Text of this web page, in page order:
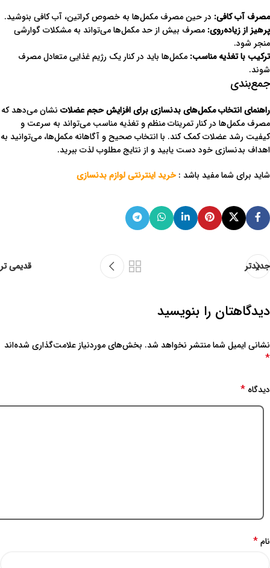
مصرف آب کافی: در حین مصرف مکمل‌ها به خصوص کراتین، آب کافی بنوشید.
پرهیز از زیاده‌روی: مصرف بیش از حد مکمل‌ها می‌تواند به مشکلات گوارشی
منجر شود.
ترکیب با تغذیه مناسب: مکمل‌ها باید در کنار یک رژیم غذایی متعادل مصرف
شوند.
جمع‌بندی
راهنمای انتخاب مکمل‌های بدنسازی برای افزایش حجم عضلات نشان می‌دهد که
مصرف مکمل‌ها در کنار تمرینات منظم و تغذیه مناسب می‌تواند به سرعت و
کیفیت رشد عضلات کمک کند. با انتخاب صحیح و آگاهانه مکمل‌ها، می‌توانید به
اهداف بدنسازی خود دست یابید و از نتایج مطلوب لذت ببرید.
شاید برای شما مفید باشد :خرید اینترنتی لوازم بدنسازی
جدیدتر قدیمی تر
دیدگاهتان را بنویسید
نشانی ایمیل شما منتشر نخواهد شد. بخش‌های موردنیاز علامت‌گذاری شده‌اند
*
دیدگاه *
نام*